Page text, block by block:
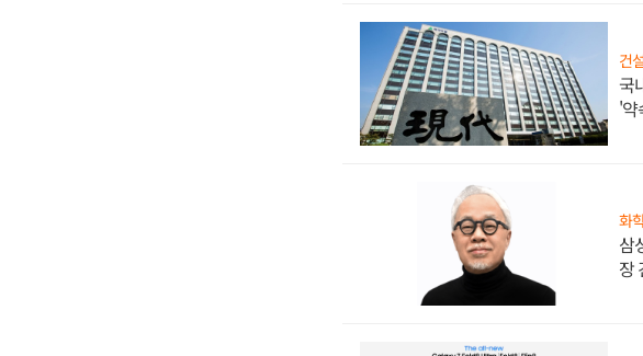
건
국
'약
화
삼
장